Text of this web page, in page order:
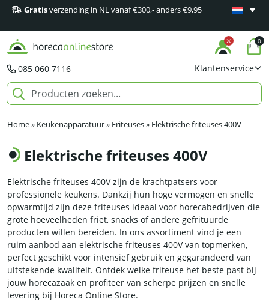
Gratisverzending in NL vanaf €300,- anders €9,95
Minimaal
085 060 7116 Klantenservice
0
Home» Keukenapparatuur» Friteuses» Elektrische friteuses 400V
Elektrische friteuses 400V
Elektrische friteuses 400V zijn de krachtpatsers voor
professionele keukens. Dankzij hun hoge vermogen en snelle
opwarmtijd zijn deze friteuses ideaal voor horecabedrijven die
grote hoeveelheden friet, snacks of andere gefrituurde
producten willen bereiden. In ons assortiment vind je een
ruim aanbod aan elektrische friteuses 400V van topmerken,
perfect geschikt voor intensief gebruik en gegarandeerd van
uitstekende kwaliteit. Ontdek welke friteuse het beste past bij
jouw horecazaak en profiteer van scherpe prijzen en snelle
levering bij Horeca Online Store.